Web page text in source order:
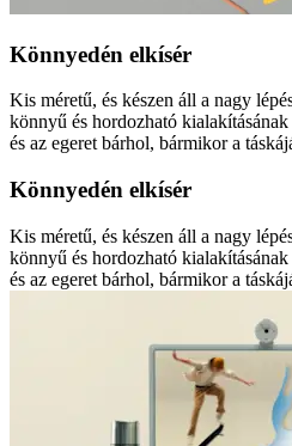
Könnyedén elkísér
Kis méretű, és készen áll a nagy
könnyű és hordozható
és az egeret bárhol, bármikor a
Könnyedén elkísér
Kis méretű, és készen áll a nagy
könnyű és hordozható
és az egeret bárhol, bármikor a